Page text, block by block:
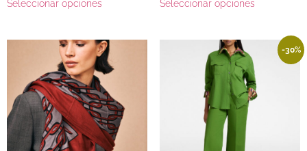
Seleccionar opciones Seleccionar opciones
-30%